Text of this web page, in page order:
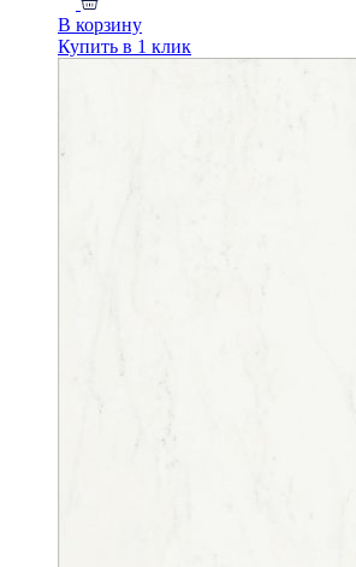
В корзину
Купить в 1 клик